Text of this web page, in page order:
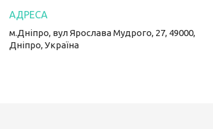
м.Дніпро, вул Ярослава Мудрого, 27, 49000,
Дніпро, Україна